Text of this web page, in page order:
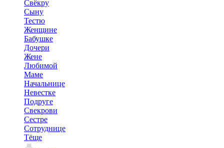
Свёкру
Сыну
Тестю
Женщине
Бабушке
Дочери
Жене
Любимой
Маме
Начальнице
Невестке
Подруге
Свекрови
Сестре
Сотруднице
Тёще